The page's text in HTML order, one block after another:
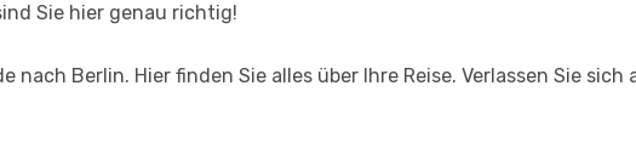
Sie hier genau richtig!
nach Berlin. Hier finden Sie alles über Ihre Reise. Verlassen Sie sich